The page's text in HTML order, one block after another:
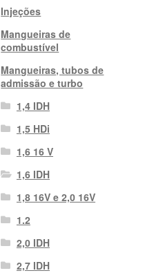
Injeções
Mangueiras de
combustível
Mangueiras, tubos de
admissão e turbo
1,4 IDH
1,5 HDi
1,6 16 V
1,6 IDH
1,8 16V e 2,0 16V
1.2
2,0 IDH
2,7 IDH